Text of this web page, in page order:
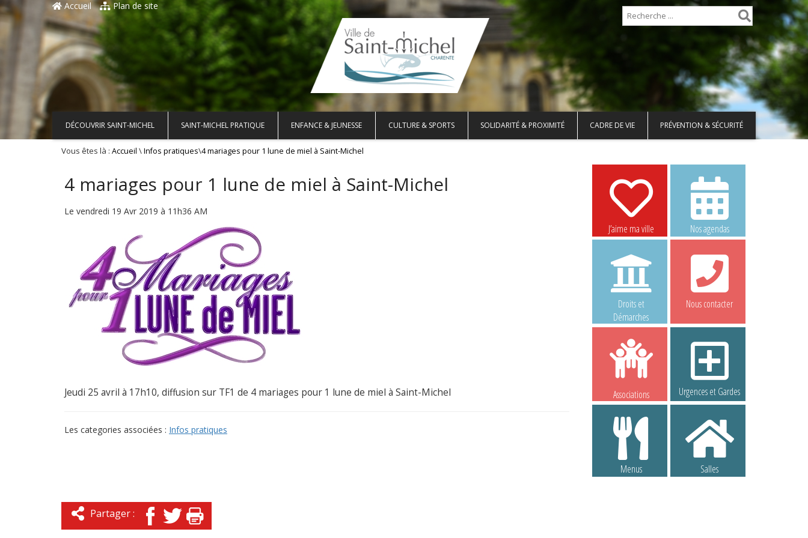
Accueil Plan de site
DÉCOUVRIR SAINT-MICHEL SAINT-MICHEL PRATIQUE ENFANCE & JEUNESSE CULTURE & SPORTS SOLIDARITÉ & PROXIMITÉ CADRE DE VIE PRÉVENTION & SÉCURITÉ
Vous êtes là : Accueil \Infos pratiques\4 mariages pour 1 lune de miel à Saint-Michel
4 mariages pour 1 lune de miel à Saint-Michel
Le vendredi 19 Avr 2019 à 11h36 AM
Jeudi 25 avril à 17h10, diffusion sur TF1 de 4 mariages pour 1 lune de miel à Saint-Michel
Les categories associées : Infos pratiques
J’aime ma ville Nos agendas
Droits et
Démarches
Nous contacter
Associations Urgences et Gardes
Menus Salles
Partager :